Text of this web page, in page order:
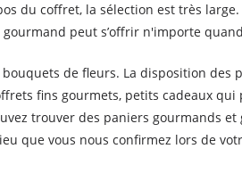
du coffret, la sélection est très
peut s’offrir n'importe
de fleurs. La disposition
fins gourmets, petits cadeaux qui
trouver des paniers gourmands
que vous nous confirmez lors de